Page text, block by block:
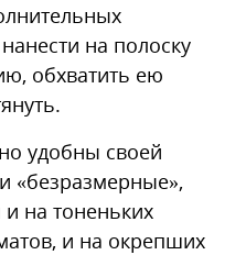
на полоску
обхватить ею
удобны своей
«безразмерные»,
и на тоненьких
и на окрепших